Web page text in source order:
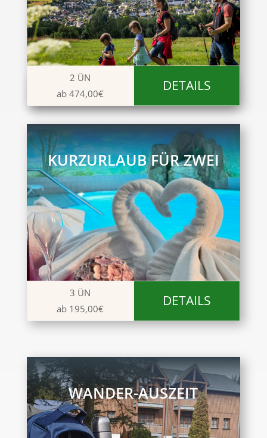
2 ÜN
ab 474,00€
DETAILS
KURZURLAUB FÜR ZWEI
3 ÜN
ab 195,00€
DETAILS
WANDER-AUSZEIT